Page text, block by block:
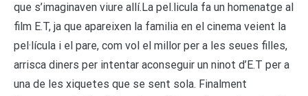
que s’imaginaven viure allí.La pel.licula fa un homenatge al
film E.T, ja que apareixen la familia en el cinema veient la
pel·lícula i el pare, com vol el millor per a les seues filles,
arrisca diners per intentar aconseguir un ninot d’E.T per a
una de les xiquetes que se sent sola. Finalment